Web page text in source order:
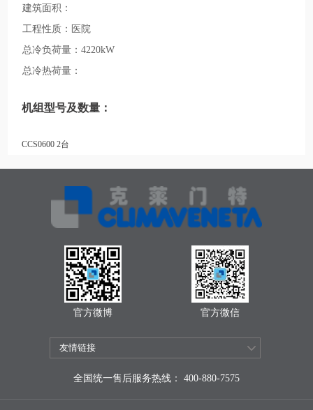
建筑面积：
工程性质：医院
总冷负荷量：4220kW
总冷热荷量：
机组型号及数量：
CCS0600 2台
官方微博 官方微信
全国统一售后服务热线： 400-880-7575